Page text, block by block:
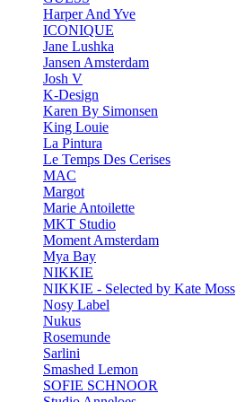
Harper And Yve
ICONIQUE
Jane Lushka
Jansen Amsterdam
Josh V
K-Design
Karen By Simonsen
King Louie
La Pintura
Le Temps Des Cerises
MAC
Margot
Marie Antoilette
MKT Studio
Moment Amsterdam
Mya Bay
NIKKIE
NIKKIE - Selected by Kate Moss
Nosy Label
Nukus
Rosemunde
Sarlini
Smashed Lemon
SOFIE SCHNOOR